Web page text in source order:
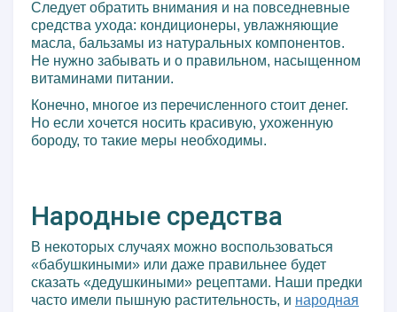
Следует обратить внимания и на повседневные
средства ухода: кондиционеры, увлажняющие
масла, бальзамы из натуральных компонентов.
Не нужно забывать и о правильном, насыщенном
витаминами питании.
Конечно, многое из перечисленного стоит денег.
Но если хочется носить красивую, ухоженную
бороду, то такие меры необходимы.
Народные средства
В некоторых случаях можно воспользоваться
«бабушкиными» или даже правильнее будет
сказать «дедушкиными» рецептами. Наши предки
часто имели пышную растительность, и народная